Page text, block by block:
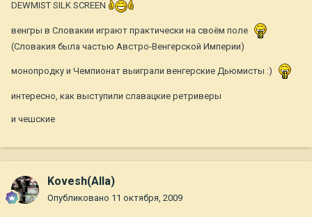
DEWMIST SILK SCREEN
венгры в Словакии играют практически на своём поле
(Словакия была частью Австро-Венгерской Империи)
монопродку и Чемпионат выиграли венгерские Дьюмисты :)
интересно, как выступили славацкие ретриверы
и чешские
Kovesh(Alla)
Опубликовано 11 октября, 2009